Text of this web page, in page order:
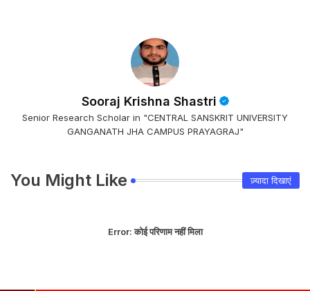
Sooraj Krishna Shastri
Senior Research Scholar in "CENTRAL SANSKRIT UNIVERSITY
GANGANATH JHA CAMPUS PRAYAGRAJ"
You Might Like ज़्यादा दिखाएं
Error:कोई परिणाम नहीं मिला